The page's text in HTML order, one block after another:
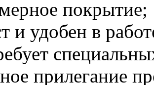
покрытие;
и удобен в
прилегание